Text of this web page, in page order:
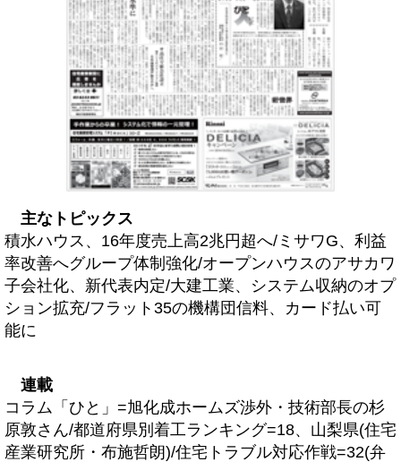
主なトピックス
積水ハウス、16年度売上高2兆円超へ/ミサワG、利益
率改善へグループ体制強化/オープンハウスのアサカワ
子会社化、新代表内定/大建工業、システム収納のオプ
ション拡充/フラット35の機構団信料、カード払い可
能に
連載
コラム「ひと」=旭化成ホームズ渉外・技術部長の杉
原敦さん/都道府県別着工ランキング=18、山梨県(住宅
産業研究所・布施哲朗)/住宅トラブル対応作戦=32(弁